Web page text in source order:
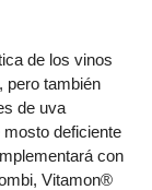
de los vinos
pero también
de uva
deficiente
con
Vitamon®